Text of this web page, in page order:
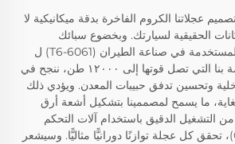
عجلاتنا الكروم الفاخرة بدقة ميكانيكية لا
الحقيقية لسيارتك. وبخضوع سبائك
الألومنيوم عالية الجودة المستخدمة في صناعة الطيران (6061-T6) ل
presses التشكيل الخاصة بنا التي تصل قوتها إلى ١٢٠٠٠ طن، ننجح في
وتحسين تدفق حبيبات المعدن. ويؤدي ذلك
ما يسمح لمصممينا بتشكيل أشعة أرق
من التشغيل الدقيق باستخدام آلات التحكم
العددي بالحاسوب (CNC)، تحقق كل عجلة توازنًا دورانيًّا مثاليًّا. وسيشعر